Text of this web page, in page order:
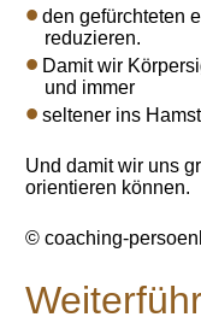
den gefürchteten
reduzieren.
Damit wir
und immer
seltener ins
Und damit wir uns
orientieren können.
© coaching-